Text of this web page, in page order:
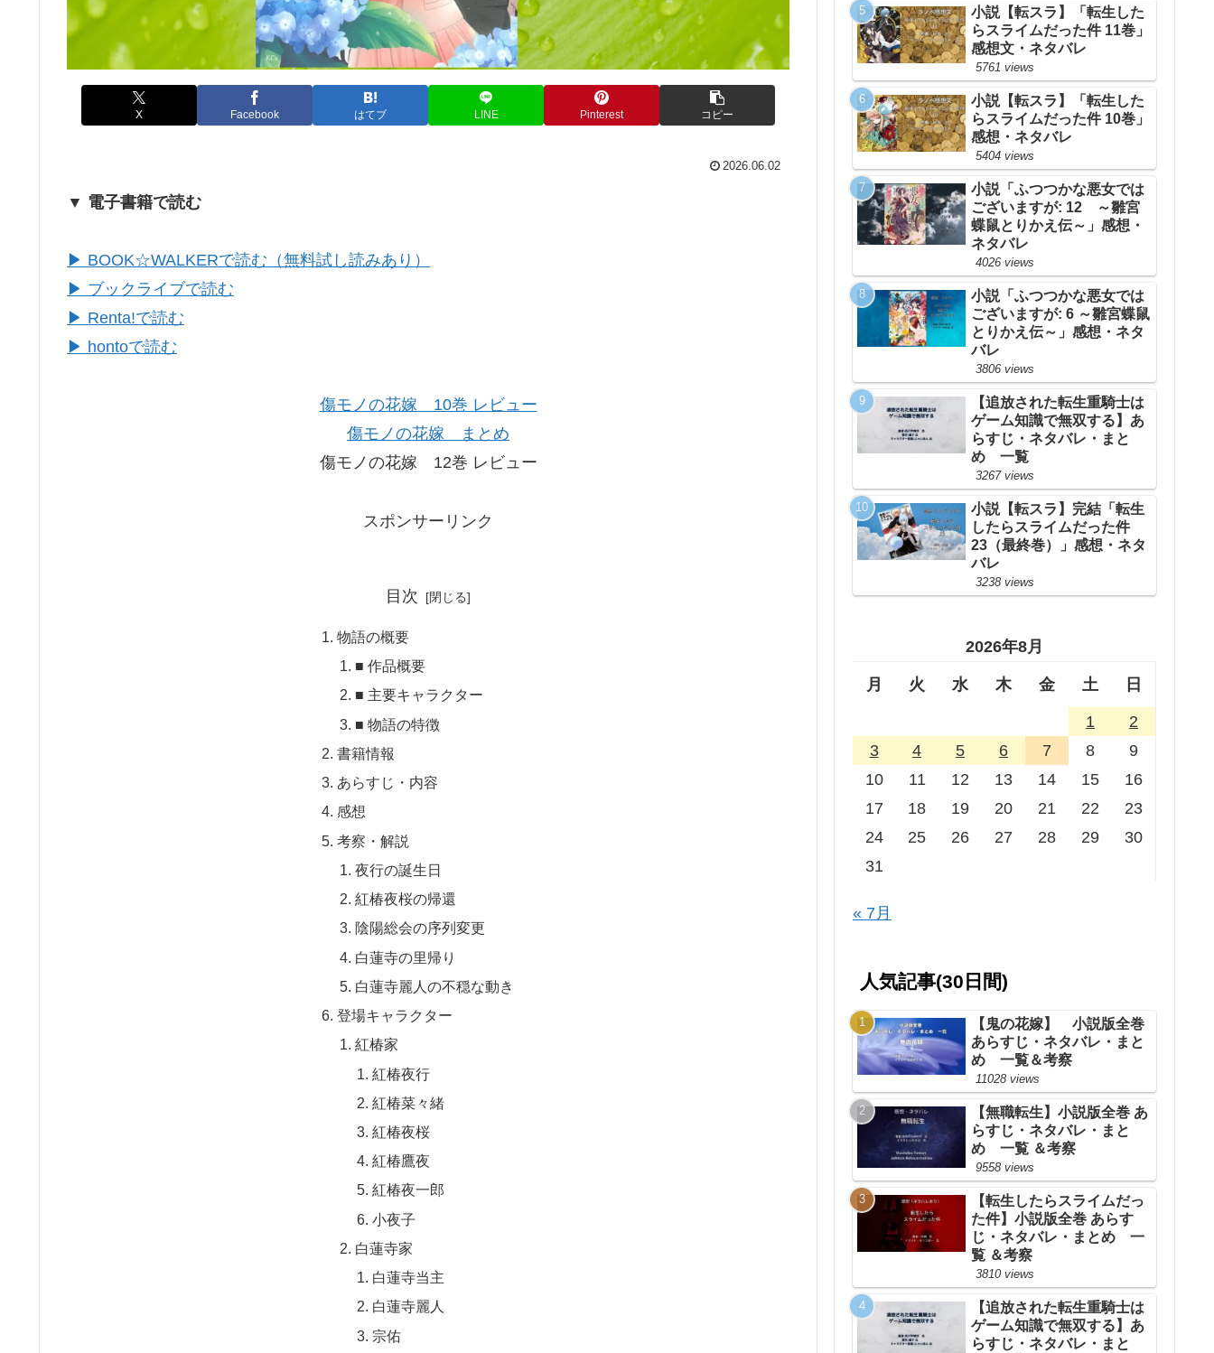
X Facebook はてブ LINE Pinterest コピー
2026.06.02
▼ 電子書籍で読む
▶ BOOK☆WALKERで読む（無料試し読みあり）
▶ ブックライブで読む
▶ Renta!で読む
▶ hontoで読む
傷モノの花嫁 10巻 レビュー
傷モノの花嫁 まとめ
傷モノの花嫁 12巻 レビュー
スポンサーリンク
目次
物語の概要
■ 作品概要
■ 主要キャラクター
■ 物語の特徴
書籍情報
あらすじ・内容
感想
考察・解説
夜行の誕生日
紅椿夜桜の帰還
陰陽総会の序列変更
白蓮寺の里帰り
白蓮寺麗人の不穏な動き
登場キャラクター
紅椿家
紅椿夜行
紅椿菜々緒
紅椿夜桜
紅椿鷹夜
紅椿夜一郎
小夜子
白蓮寺家
白蓮寺当主
白蓮寺麗人
宗佑
小説【転スラ】「転生した
らスライムだった件 11巻」
感想文・ネタバレ
5761 views
小説【転スラ】「転生した
らスライムだった件 10巻」
感想・ネタバレ
5404 views
小説「ふつつかな悪女では
ございますが: 12 ～雛宮
蝶鼠とりかえ伝～」感想・
ネタバレ
4026 views
小説「ふつつかな悪女では
ございますが: 6 ～雛宮蝶鼠
とりかえ伝～」感想・ネタ
バレ
3806 views
【追放された転生重騎士は
ゲーム知識で無双する】あ
らすじ・ネタバレ・まと
め 一覧
3267 views
小説【転スラ】完結「転生
したらスライムだった件
23（最終巻）」感想・ネタ
バレ
3238 views
2026年8月
月 火 水 木 金 土 日
1
2
3
4 5 6 7 8
9
10
11 12 13 14 15
16
17
18 19 20 21 22
23
24
25 26 27 28 29
30
31
« 7月
人気記事(30日間)
【鬼の花嫁】 小説版全巻
あらすじ・ネタバレ・まと
め 一覧＆考察
11028 views
【無職転生】小説版全巻 あ
らすじ・ネタバレ・まと
め 一覧 ＆考察
9558 views
【転生したらスライムだっ
た件】小説版全巻 あらす
じ・ネタバレ・まとめ 一
覧 ＆考察
3810 views
【追放された転生重騎士は
ゲーム知識で無双する】あ
らすじ・ネタバレ・まと